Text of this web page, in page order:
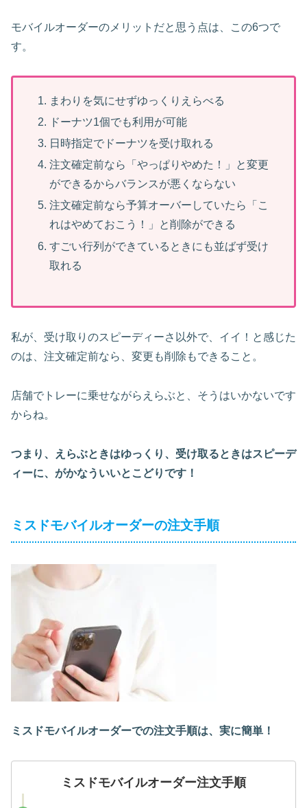
モバイルオーダーのメリットだと思う点は、この6つで
す。
まわりを気にせずゆっくりえらべる
ドーナツ1個でも利用が可能
日時指定でドーナツを受け取れる
注文確定前なら「やっぱりやめた！」と変更
ができるからバランスが悪くならない
注文確定前なら予算オーバーしていたら「こ
れはやめておこう！」と削除ができる
すごい行列ができているときにも並ばず受け
取れる
私が、受け取りのスピーディーさ以外で、イイ！と感じた
のは、注文確定前なら、変更も削除もできること。
店舗でトレーに乗せながらえらぶと、そうはいかないです
からね。
つまり、えらぶときはゆっくり、受け取るときはスピーデ
ィーに、がかなういいとこどりです！
ミスドモバイルオーダーの注文手順
ミスドモバイルオーダーでの注文手順は、実に簡単！
ミスドモバイルオーダー注文手順